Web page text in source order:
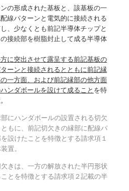
の形成された基板と、該基板の一
線パターンと電気的に接続される
、少なくとも前記半導体チップと
接続部を樹脂封止して成る半導体
に突出させて露呈する前記基板の
ーンと接続されるとともに前記縁
一方面、および前記縁部の他方面
ンダボールを設けて成ること を特
にハンダボールの設置される切欠
もに、前記切欠きの縁部に配線パ
設けたことを特徴とする請求項１
置。
きは、一方の解放された半円形状
とを特徴とする請求項２記載の半